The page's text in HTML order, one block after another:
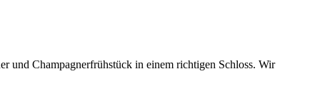
und Champagnerfrühstück in einem richtigen Schloss. Wir